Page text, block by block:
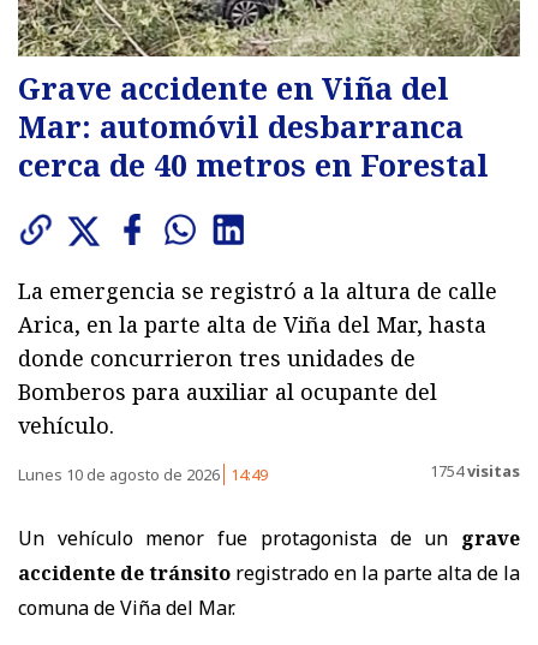
Grave accidente en Viña del
Mar: automóvil desbarranca
cerca de 40 metros en Forestal
La emergencia se registró a la altura de calle
Arica, en la parte alta de Viña del Mar, hasta
donde concurrieron tres unidades de
Bomberos para auxiliar al ocupante del
vehículo.
Lunes 10 de agosto de 2026 14:49 1754visitas
Un vehículo menor fue protagonista de un grave
accidente de tránsito registrado en la parte alta de la
comuna de Viña del Mar.